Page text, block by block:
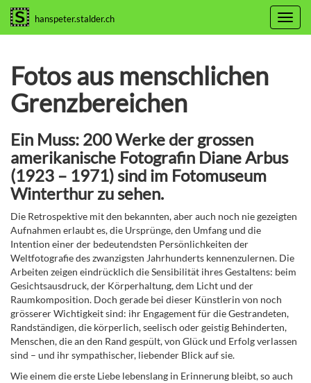
hanspeter.stalder.ch
Fotos aus menschlichen
Grenzbereichen
Ein Muss: 200 Werke der grossen
amerikanische Fotografin Diane Arbus
(1923 – 1971) sind im Fotomuseum
Winterthur zu sehen.
Die Retrospektive mit den bekannten, aber auch noch nie gezeigten
Aufnahmen erlaubt es, die Ursprünge, den Umfang und die
Intention einer der bedeutendsten Persönlichkeiten der
Weltfotografie des zwanzigsten Jahrhunderts kennenzulernen. Die
Arbeiten zeigen eindrücklich die Sensibilität ihres Gestaltens: beim
Gesichtsausdruck, der Körperhaltung, dem Licht und der
Raumkomposition. Doch gerade bei dieser Künstlerin von noch
grösserer Wichtigkeit sind: ihr Engagement für die Gestrandeten,
Randständigen, die körperlich, seelisch oder geistig Behinderten,
Menschen, die an den Rand gespült, von Glück und Erfolg verlassen
sind – und ihr sympathischer, liebender Blick auf sie.
Wie einem die erste Liebe lebenslang in Erinnerung bleibt, so auch